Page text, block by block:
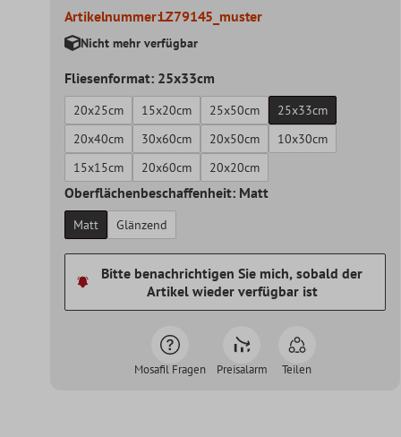
Artikelnummer:LZ79145_muster
Nicht mehr verfügbar
Fliesenformat: 25x33cm
20x25cm 15x20cm 25x50cm
25x33cm
20x40cm
30x60cm 20x50cm
10x30cm
15x15cm
20x60cm 20x20cm
Oberflächenbeschaffenheit: Matt
Matt Glänzend
Bitte benachrichtigen Sie mich, sobald der
Artikel wieder verfügbar ist
Mosafil Fragen Preisalarm Teilen